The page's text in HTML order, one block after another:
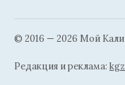
© 2016 — 2026 Мой
Редакция и реклама: